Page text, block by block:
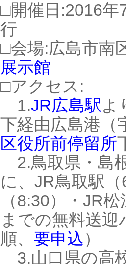
□開催日:2016年
行
□会場:広島市南
展示館
□アクセス:
1.JR広島駅よ
下経由広島港（
区役所前停留所
2.鳥取県・島
に、JR鳥取駅
（8:30）・JR
までの無料送
順、 要申込）
3.山口県の高